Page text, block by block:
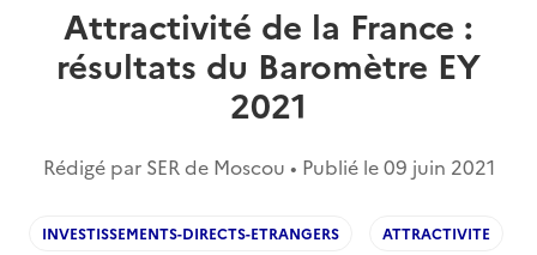
Attractivité de la France :
résultats du Baromètre EY
2021
Rédigé par SER de Moscou • Publié le09 juin 2021
INVESTISSEMENTS-DIRECTS-ETRANGERS ATTRACTIVITE